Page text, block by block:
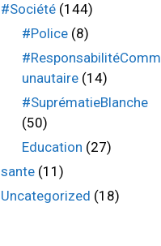
#Société (144)
#Police(8)
#ResponsabilitéComm
unautaire(14)
#SuprématieBlanche
(50)
Education (27)
sante (11)
Uncategorized (18)